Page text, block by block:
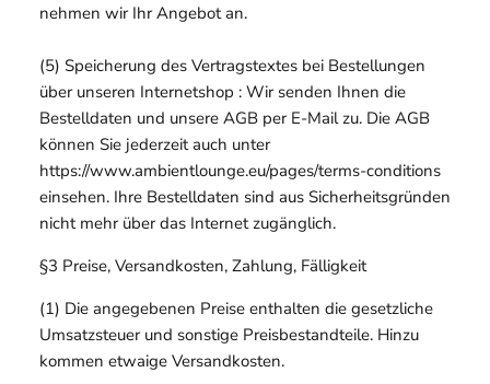
nehmen wir Ihr Angebot an.
(5) Speicherung des Vertragstextes bei Bestellungen
über unseren Internetshop : Wir senden Ihnen die
Bestelldaten und unsere AGB per E-Mail zu. Die AGB
können Sie jederzeit auch unter
https://www.ambientlounge.eu/pages/terms-conditions
einsehen. Ihre Bestelldaten sind aus Sicherheitsgründen
nicht mehr über das Internet zugänglich.
§3 Preise, Versandkosten, Zahlung, Fälligkeit
(1) Die angegebenen Preise enthalten die gesetzliche
Umsatzsteuer und sonstige Preisbestandteile. Hinzu
kommen etwaige Versandkosten.